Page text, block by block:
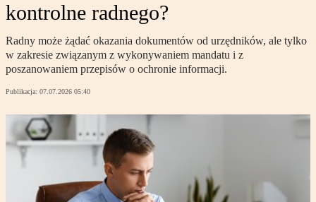
kontrolne radnego?
Radny może żądać okazania dokumentów od urzędników, ale tylko
w zakresie związanym z wykonywaniem mandatu i z
poszanowaniem przepisów o ochronie informacji.
Publikacja: 07.07.2026 05:40